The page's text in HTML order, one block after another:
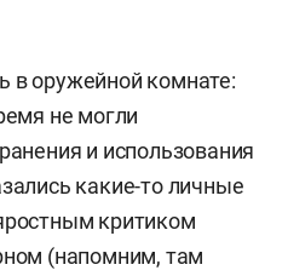
в оружейной комнате:
не могли
и использования
какие-то личные
критиком
(напомним, там